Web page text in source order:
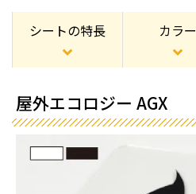
シートの特長 カラー
屋外エコロジー AGX